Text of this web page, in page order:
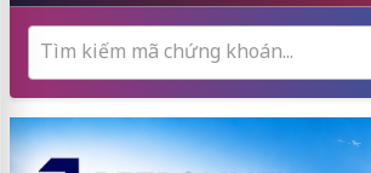
Tìm kiếm mã chứng khoán...